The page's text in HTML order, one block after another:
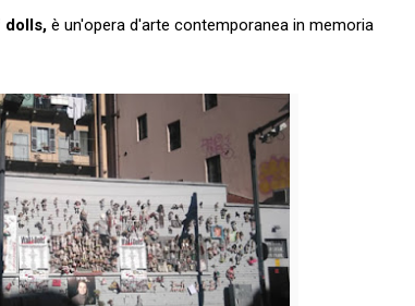
dolls, è un'opera d'arte contemporanea in memoria